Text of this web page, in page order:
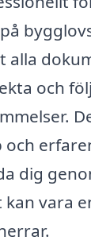
alla
och
och
dig
kan vara